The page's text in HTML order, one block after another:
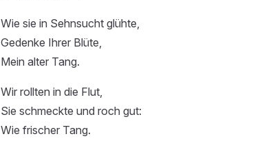
Wie sie in Sehnsucht glühte,
Gedenke Ihrer Blüte,
Mein alter Tang.
Wir rollten in die Flut,
Sie schmeckte und roch gut:
Wie frischer Tang.